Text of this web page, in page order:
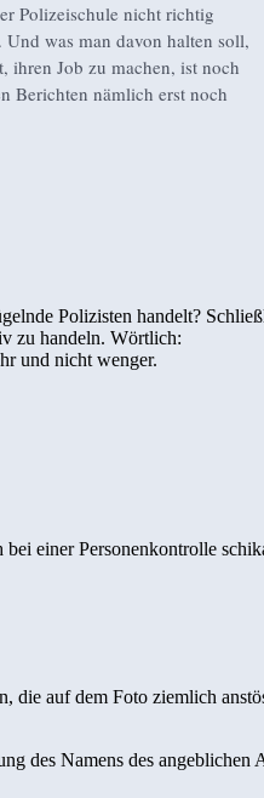
Polizeischule nicht richtig
was man davon halten soll,
ihren Job zu machen, ist noch
Berichten nämlich erst noch